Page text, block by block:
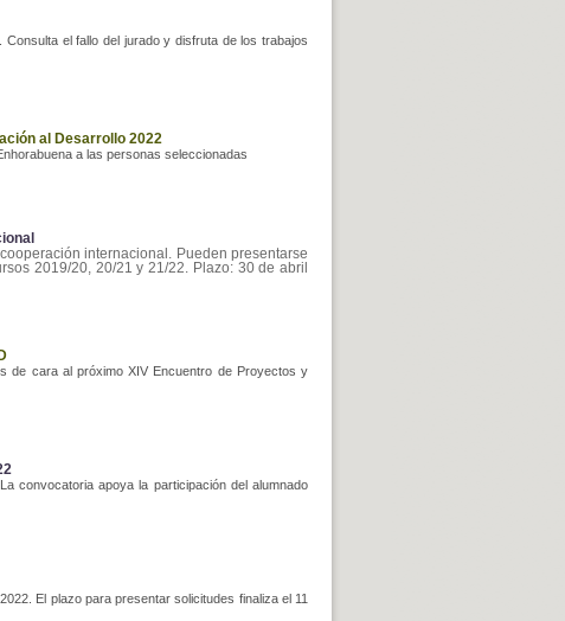
el fallo del jurado y disfruta de los trabajos
al Desarrollo 2022
a las personas seleccionadas
internacional. Pueden presentarse
2019/20, 20/21 y 21/22. Plazo: 30 de abril
de cara al próximo XIV Encuentro de Proyectos y
convocatoria apoya la participación del alumnado
El plazo para presentar solicitudes finaliza el 11